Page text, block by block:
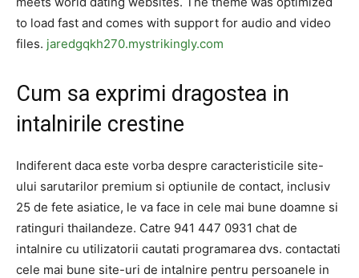
to load fast and comes with support for audio and video
files. jaredgqkh270.mystrikingly.com
Cum sa exprimi dragostea in
intalnirile crestine
Indiferent daca este vorba despre caracteristicile site-
ului sarutarilor premium si optiunile de contact, inclusiv
25 de fete asiatice, le va face in cele mai bune doamne si
ratinguri thailandeze. Catre 941 447 0931 chat de
intalnire cu utilizatorii cautati programarea dvs. contactati
cele mai bune site-uri de intalnire pentru persoanele in